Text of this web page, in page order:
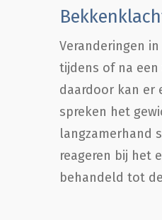
Veranderingen
tijdens of na
daardoor kan er
spreken het
langzamerhand
reageren bij het
behandeld tot